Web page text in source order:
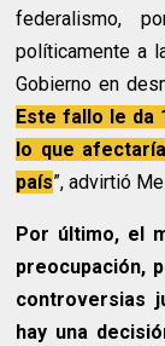
federalismo,
políticamente a
Gobierno en
Este fallo le da
lo que
país”, advirtió
Por último, el
preocupación,
controversias
hay una